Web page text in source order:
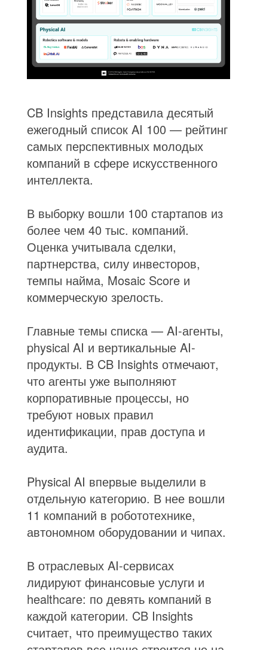
CB Insights представила десятый
ежегодный список AI 100 — рейтинг
самых перспективных молодых
компаний в сфере искусственного
интеллекта.
В выборку вошли 100 стартапов из
более чем 40 тыс. компаний.
Оценка учитывала сделки,
партнерства, силу инвесторов,
темпы найма, Mosaic Score и
коммерческую зрелость.
Главные темы списка — AI-агенты,
physical AI и вертикальные AI-
продукты. В CB Insights отмечают,
что агенты уже выполняют
корпоративные процессы, но
требуют новых правил
идентификации, прав доступа и
аудита.
Physical AI впервые выделили в
отдельную категорию. В нее вошли
11 компаний в робототехнике,
автономном оборудовании и чипах.
В отраслевых AI-сервисах
лидируют финансовые услуги и
healthcare: по девять компаний в
каждой категории. CB Insights
считает, что преимущество таких